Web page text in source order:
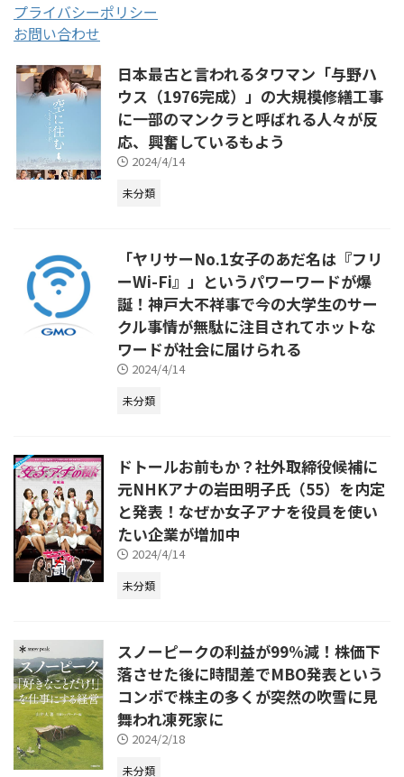
プライバシーポリシー
お問い合わせ
日本最古と言われるタワマン「与野ハ
ウス（1976完成）」の大規模修繕工事
に一部のマンクラと呼ばれる人々が反
応、興奮しているもよう
2024/4/14
未分類
「ヤリサーNo.1女子のあだ名は『フリ
ーWi-Fi』」というパワーワードが爆
誕！神戸大不祥事で今の大学生のサー
クル事情が無駄に注目されてホットな
ワードが社会に届けられる
2024/4/14
未分類
ドトールお前もか？社外取締役候補に
元NHKアナの岩田明子氏（55）を内定
と発表！なぜか女子アナを役員を使い
たい企業が増加中
2024/4/14
未分類
スノーピークの利益が99%減！株価下
落させた後に時間差でMBO発表という
コンボで株主の多くが突然の吹雪に見
舞われ凍死家に
2024/2/18
未分類